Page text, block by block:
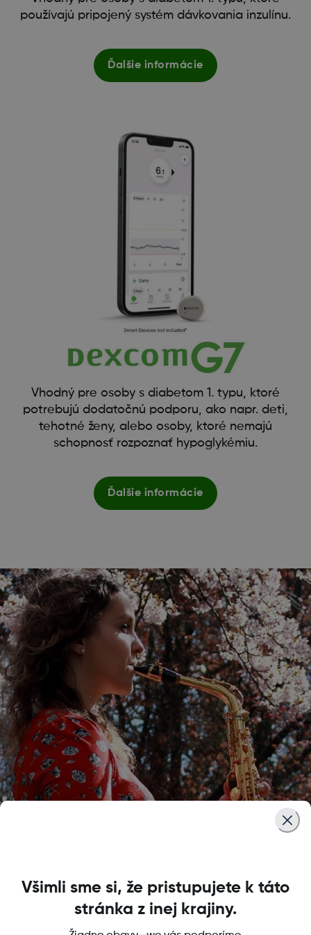
používajú pripojený systém dávkovania inzulínu.
Ďalšie informácie
Vhodný pre osoby s diabetom 1. typu, ktoré
potrebujú dodatočnú podporu, ako napr. deti,
tehotné ženy, alebo osoby, ktoré nemajú
schopnosť rozpoznať hypoglykémiu.
Ďalšie informácie
Všimli sme si, že pristupujete k táto
stránka z inej krajiny.